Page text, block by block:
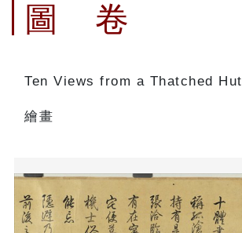
圖 卷
Ten Views from a Thatched Hut
繪畫